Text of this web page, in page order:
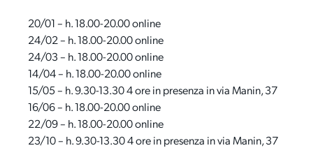
20/01 – h. 18.00-20.00 online
24/02 – h. 18.00-20.00 online
24/03 – h. 18.00-20.00 online
14/04 – h. 18.00-20.00 online
15/05 – h. 9.30-13.30 4 ore in presenza in via Manin, 37
16/06 – h. 18.00-20.00 online
22/09 – h. 18.00-20.00 online
23/10 – h. 9.30-13.30 4 ore in presenza in via Manin, 37